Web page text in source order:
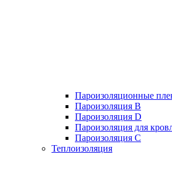
Пароизоляционные
Пароизоляция B
Пароизоляция D
Пароизоляция для
Пароизоляция С
Теплоизоляция